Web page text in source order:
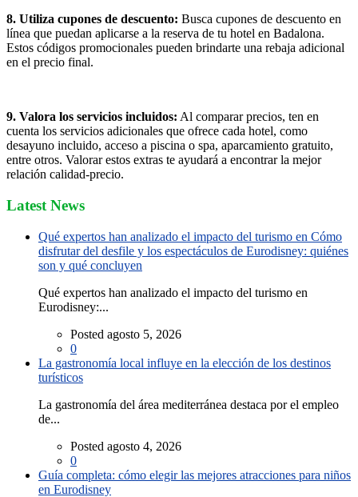
8. Utiliza cupones de descuento: Busca cupones de descuento en
línea que puedan aplicarse a la reserva de tu hotel en Badalona.
Estos códigos promocionales pueden brindarte una rebaja adicional
en el precio final.
9. Valora los servicios incluidos: Al comparar precios, ten en
cuenta los servicios adicionales que ofrece cada hotel, como
desayuno incluido, acceso a piscina o spa, aparcamiento gratuito,
entre otros. Valorar estos extras te ayudará a encontrar la mejor
relación calidad-precio.
Latest News
Qué expertos han analizado el impacto del turismo en Cómo
disfrutar del desfile y los espectáculos de Eurodisney: quiénes
son y qué concluyen
Qué expertos han analizado el impacto del turismo en
Eurodisney:...
Posted agosto 5, 2026
0
La gastronomía local influye en la elección de los destinos
turísticos
La gastronomía del área mediterránea destaca por el empleo
de...
Posted agosto 4, 2026
0
Guía completa: cómo elegir las mejores atracciones para niños
en Eurodisney